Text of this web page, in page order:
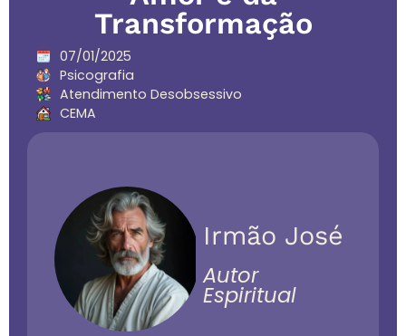
Transformação
07/01/2025
Psicografia
Atendimento Desobsessivo
CEMA
Irmão José
Autor
Espiritual